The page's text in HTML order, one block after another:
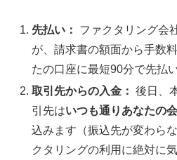
先払い：
ファクタリング会
が、請求書の額面から手数
たの口座に最短90分で先払
取引先からの入金： 後日、
引先はいつも通りあなたの
込みます（振込先が変わら
クタリングの利用に絶対に